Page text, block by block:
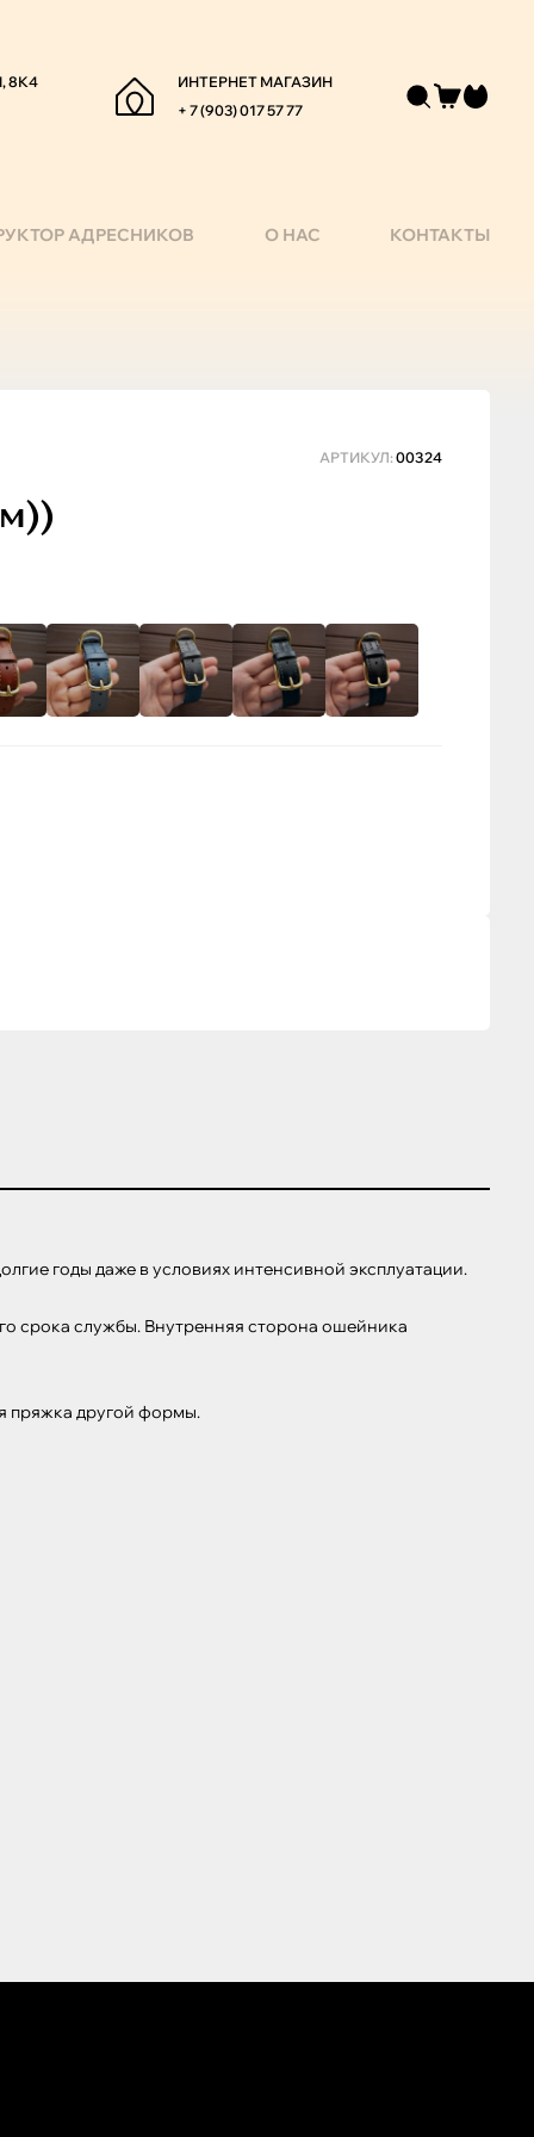
8К4
ИНТЕРНЕТ МАГАЗИН
+ 7 (903) 017 57 77
АДРЕСНИКОВ О НАС КОНТАКТЫ
АРТИКУЛ: 00324
годы даже в условиях интенсивной эксплуатации.
срока службы. Внутренняя сторона ошейника
пряжка другой формы.